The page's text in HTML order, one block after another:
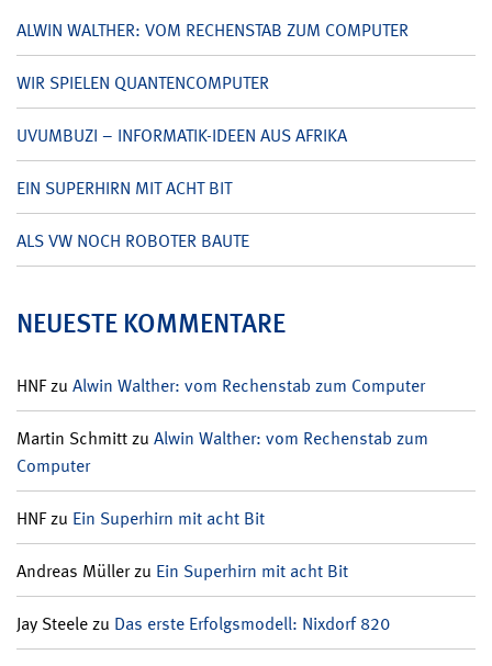
ALWIN WALTHER: VOM RECHENSTAB ZUM COMPUTER
WIR SPIELEN QUANTENCOMPUTER
UVUMBUZI – INFORMATIK-IDEEN AUS AFRIKA
EIN SUPERHIRN MIT ACHT BIT
ALS VW NOCH ROBOTER BAUTE
NEUESTE KOMMENTARE
HNFzu Alwin Walther: vom Rechenstab zum Computer
Martin Schmittzu Alwin Walther: vom Rechenstab zum
Computer
HNFzu Ein Superhirn mit acht Bit
Andreas Müllerzu Ein Superhirn mit acht Bit
Jay Steelezu Das erste Erfolgsmodell: Nixdorf 820